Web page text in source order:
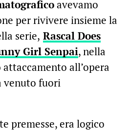
avevamo
per rivivere insieme la
serie, Rascal Does
Girl Senpai, nella
all’opera
venuto fuori
premesse, era logico